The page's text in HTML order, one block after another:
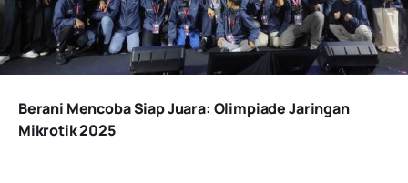
Berani Mencoba Siap Juara: Olimpiade Jaringan
Mikrotik 2025